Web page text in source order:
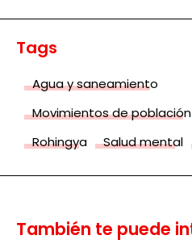
Tags
Agua y saneamiento
Movimientos de población
Rohingya
Salud mental
También te puede